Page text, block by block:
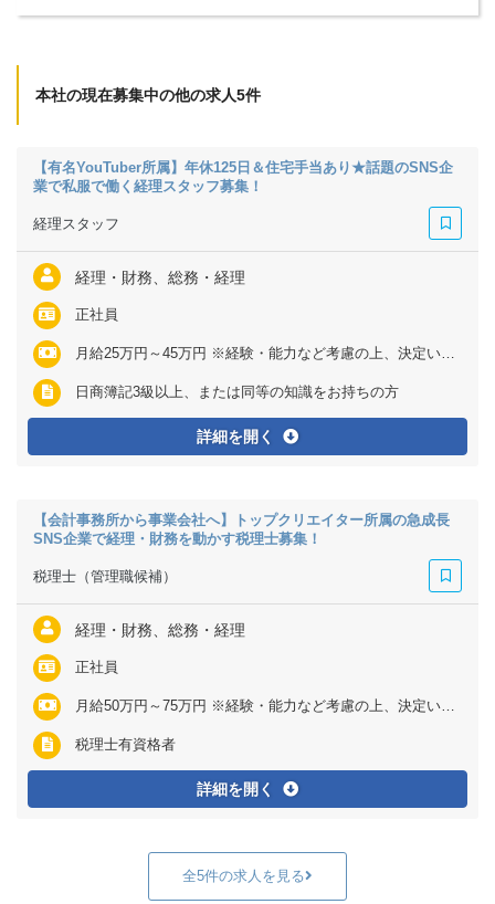
本社の現在募集中の他の求人5件
【有名YouTuber所属】年休125日＆住宅手当あり★話題のSNS企
業で私服で働く経理スタッフ募集！
経理スタッフ
経理・財務、総務・経理
正社員
月給25万円～45万円 ※経験・能力など考慮の上、決定いたします ※上記に固定残業代（月28.7時間～45時間分＝4万4000円～11万3000円）を含む ※超過分は別途全額支給
日商簿記3級以上、または同等の知識をお持ちの方
詳細を開く
【会計事務所から事業会社へ】トップクリエイター所属の急成長
SNS企業で経理・財務を動かす税理士募集！
税理士（管理職候補）
経理・財務、総務・経理
正社員
月給50万円～75万円 ※経験・能力など考慮の上、決定いたします ※上記に固定残業代（月45時間分＝12万6000円～18万9000円）を含む ※超過分は別途全額支給
税理士有資格者
詳細を開く
全5件の求人を見る